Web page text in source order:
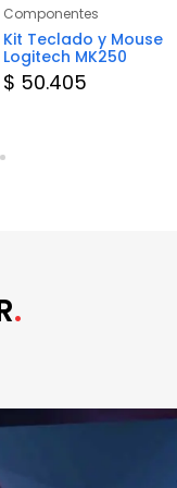
Componentes
Kit Teclado y Mouse
Logitech MK250
$ 50.405